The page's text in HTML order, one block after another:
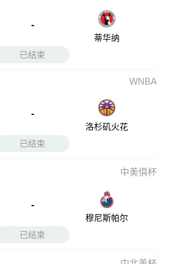
-
蒂华纳
已结束
WNBA
-
洛杉矶火花
已结束
中美俱杯
-
穆尼斯帕尔
已结束